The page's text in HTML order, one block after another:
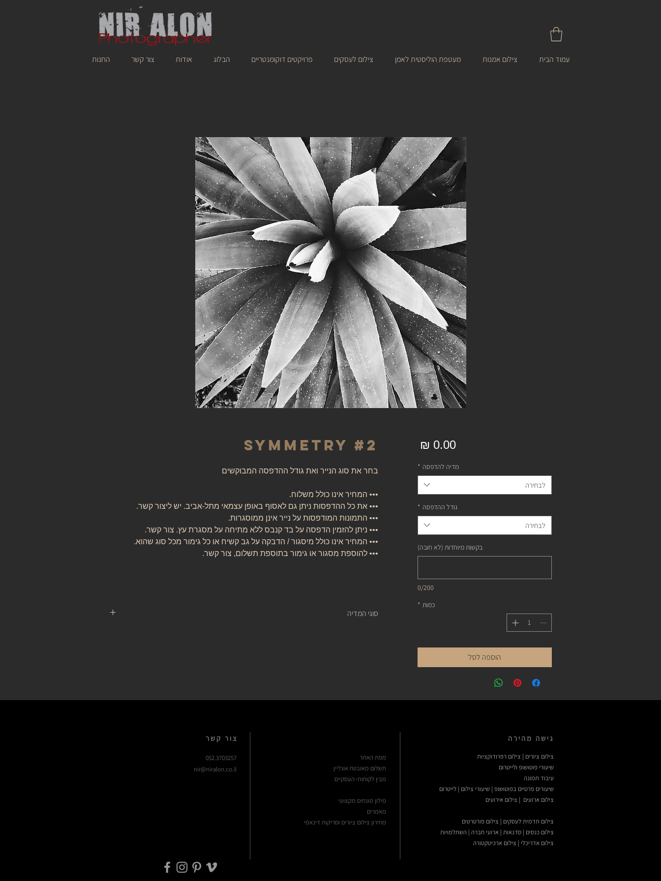
עמוד הבית צילום אמנות מעטפת הוליסטית לאמן צילום לעסקים פרויקטים דוקומנטריים הבלוג אודות צור קשר החנות
Symmetry #2
בחר את סוג הנייר ואת גודל ההדפסה המבוקשים
••• המחיר אינו כולל משלוח.
••• את כל ההדפסות ניתן גם לאסוף באופן עצמאי מתל-אביב. יש ליצור קשר.
••• התמונות המודפסות על נייר אינן ממוסגרות.
••• ניתן להזמין הדפסה על בד קנבס ללא מתיחה על מסגרת עץ. צור קשר.
••• המחיר אינו כולל מיסגור / הדבקה על גב קשיח או כל גימור מכל סוג שהוא.
••• להוספת מסגור או גימור בתוספת תשלום, צור קשר.
סוגי המדיה
‏0.00 ‏₪
מדיה להדפסה *
לבחירה
גודל ההדפסה *
לבחירה
בקשות מיוחדות (לא חובה)
0/200
כמות *
הוספה לסל
צור קשר
052.3703257
nir@niralon.co.il
מפת האתר
תשלום מאובטח אונליין
מבין לקוחותי העסקיים
מילון מונחים מקצועי
מאמרים
מחירון צילום ציורים וסריקות דינאמי
גישה מהירה
צילום ציורים | צילום רפרודוקציות
שיעורי פוטושופ ולייטרום
עיבוד תמונה
שיעורים פרטיים בפוטושופ | שיעורי צילום | לייטרום
צילום ארועים | צילום אירועים
צילום תדמית לעסקים | צילום פורטרטים
צילום כנסים | סדנאות | ארועי חברה | השתלמויות
צילום אדריכלי | צילום ארכיטקטורה